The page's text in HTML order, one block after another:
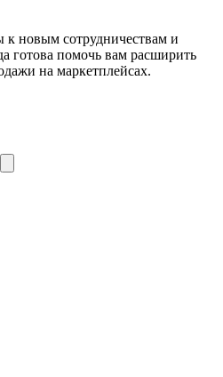
новым сотрудничествам и
готова помочь вам расширить
на маркетплейсах.